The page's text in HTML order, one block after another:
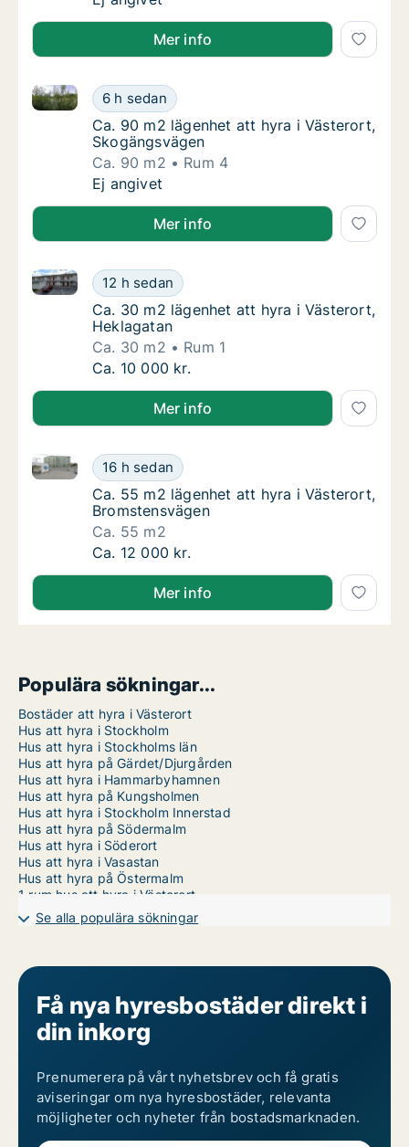
Mer info
Ca. 90 m2 lägenhet att hyra i Västerort,
6 h sedan
Ca. 90 m2 lägenhet att hyra i Västerort,
Ca. 90 m2 lägenhet att hyra i Västerort,
Ca. 90 m2 lägenhet att hyra i Västerort,
Skogängsvägen
Ca. 90 m2
Rum 4
Ca. 90 m2 lägenhet att hyra i Västerort,
Ej angivet
Mer info
Ca. 30 m2 lägenhet att hyra i Västerort,
12 h sedan
Ca. 30 m2 lägenhet att hyra i Västerort, Heklagatan
Ca. 30 m2 lägenhet att hyra i Västerort,
Ca. 30 m2 lägenhet att hyra i Västerort,
Heklagatan
Ca. 30 m2
Rum 1
Ca. 30 m2 lägenhet att hyra i Västerort,
Ca. 10 000 kr.
Mer info
Ca. 55 m2 lägenhet att hyra i Västerort,
16 h sedan
Ca. 55 m2 lägenhet att hyra i Västerort,
Ca. 55 m2 lägenhet att hyra i Västerort,
Ca. 55 m2 lägenhet att hyra i Västerort,
Bromstensvägen
Ca. 55 m2
Ca. 55 m2 lägenhet att hyra i Västerort,
Ca. 12 000 kr.
Mer info
Populära sökningar...
Bostäder att hyra i Västerort
Hus att hyra i Stockholm
Hus att hyra i Stockholms län
Hus att hyra på Gärdet/Djurgården
Hus att hyra i Hammarbyhamnen
Hus att hyra på Kungsholmen
Hus att hyra i Stockholm Innerstad
Hus att hyra på Södermalm
Hus att hyra i Söderort
Hus att hyra i Vasastan
Hus att hyra på Östermalm
1 rum hus att hyra i Västerort
2 rum hus att hyra i Västerort
3 rum hus att hyra i Västerort
6 rum hus att hyra i Västerort
7 rum hus att hyra i Västerort
Se alla populära sökningar
Få nya hyresbostäder direkt i
din inkorg
Prenumerera på vårt nyhetsbrev och få gratis
aviseringar om nya hyresbostäder, relevanta
möjligheter och nyheter från bostadsmarknaden.